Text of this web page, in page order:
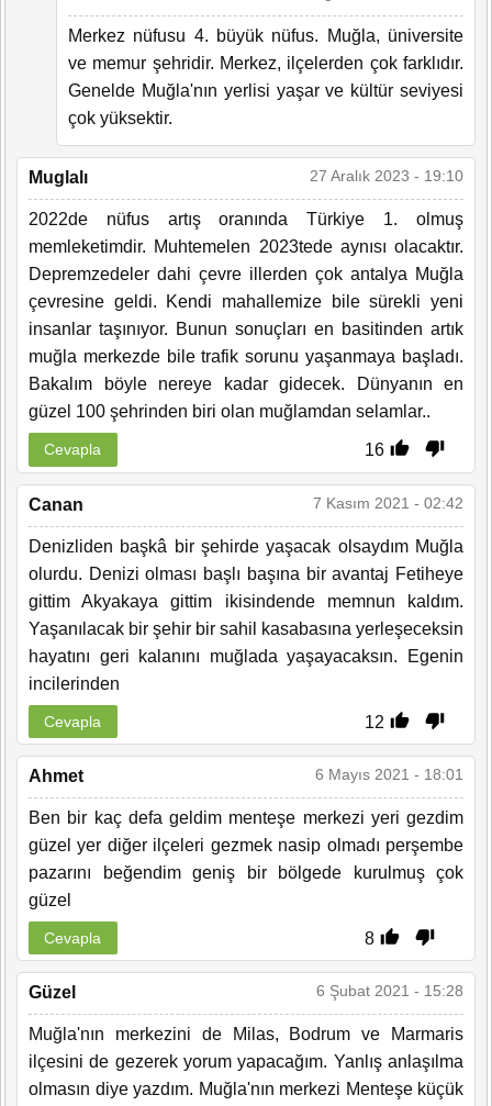
Merkez nüfusu 4. büyük nüfus. Muğla, üniversite
ve memur şehridir. Merkez, ilçelerden çok farklıdır.
Genelde Muğla'nın yerlisi yaşar ve kültür seviyesi
çok yüksektir.
Muglalı 27 Aralık 2023 - 19:10
2022de nüfus artış oranında Türkiye 1. olmuş
memleketimdir. Muhtemelen 2023tede aynısı olacaktır.
Depremzedeler dahi çevre illerden çok antalya Muğla
çevresine geldi. Kendi mahallemize bile sürekli yeni
insanlar taşınıyor. Bunun sonuçları en basitinden artık
muğla merkezde bile trafik sorunu yaşanmaya başladı.
Bakalım böyle nereye kadar gidecek. Dünyanın en
güzel 100 şehrinden biri olan muğlamdan selamlar..
16
Cevapla
Canan 7 Kasım 2021 - 02:42
Denizliden başkâ bir şehirde yaşacak olsaydım Muğla
olurdu. Denizi olması başlı başına bir avantaj Fetiheye
gittim Akyakaya gittim ikisindende memnun kaldım.
Yaşanılacak bir şehir bir sahil kasabasına yerleşeceksin
hayatını geri kalanını muğlada yaşayacaksın. Egenin
incilerinden
12
Cevapla
Ahmet 6 Mayıs 2021 - 18:01
Ben bir kaç defa geldim menteşe merkezi yeri gezdim
güzel yer diğer ilçeleri gezmek nasip olmadı perşembe
pazarını beğendim geniş bir bölgede kurulmuş çok
güzel
8
Cevapla
Güzel 6 Şubat 2021 - 15:28
Muğla'nın merkezini de Milas, Bodrum ve Marmaris
ilçesini de gezerek yorum yapacağım. Yanlış anlaşılma
olmasın diye yazdım. Muğla'nın merkezi Menteşe küçük